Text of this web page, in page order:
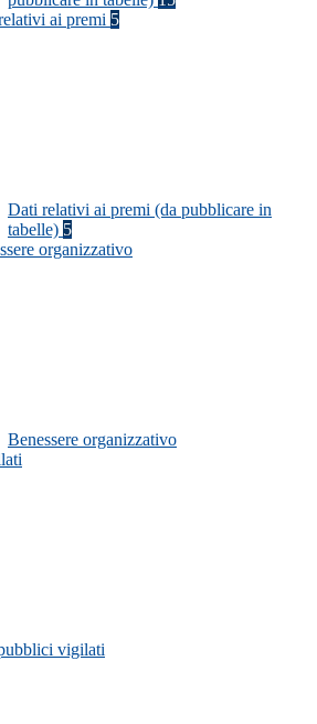
ai premi 5
Dati relativi ai premi (da pubblicare in
tabelle) 5
organizzativo
Benessere organizzativo
vigilati